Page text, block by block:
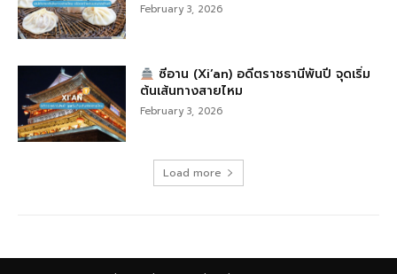
February 3, 2026
ซีอาน (Xi’an) อดีตราชธานีพันปี จุดเริ่ม
ต้นเส้นทางสายไหม
February 3, 2026
Load more